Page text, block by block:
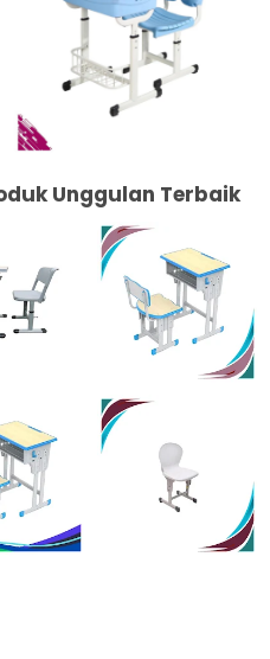
Unggulan Terbaik